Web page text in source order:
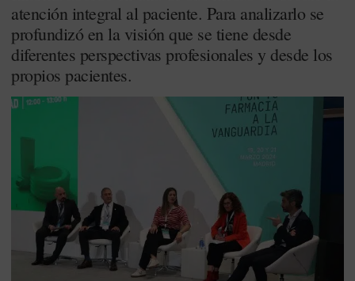
atención integral al paciente. Para analizarlo se
profundizó en la visión que se tiene desde
diferentes perspectivas profesionales y desde los
propios pacientes.